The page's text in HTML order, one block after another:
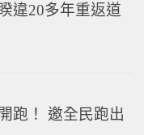
違20多年重返道
跑！ 邀全民跑出